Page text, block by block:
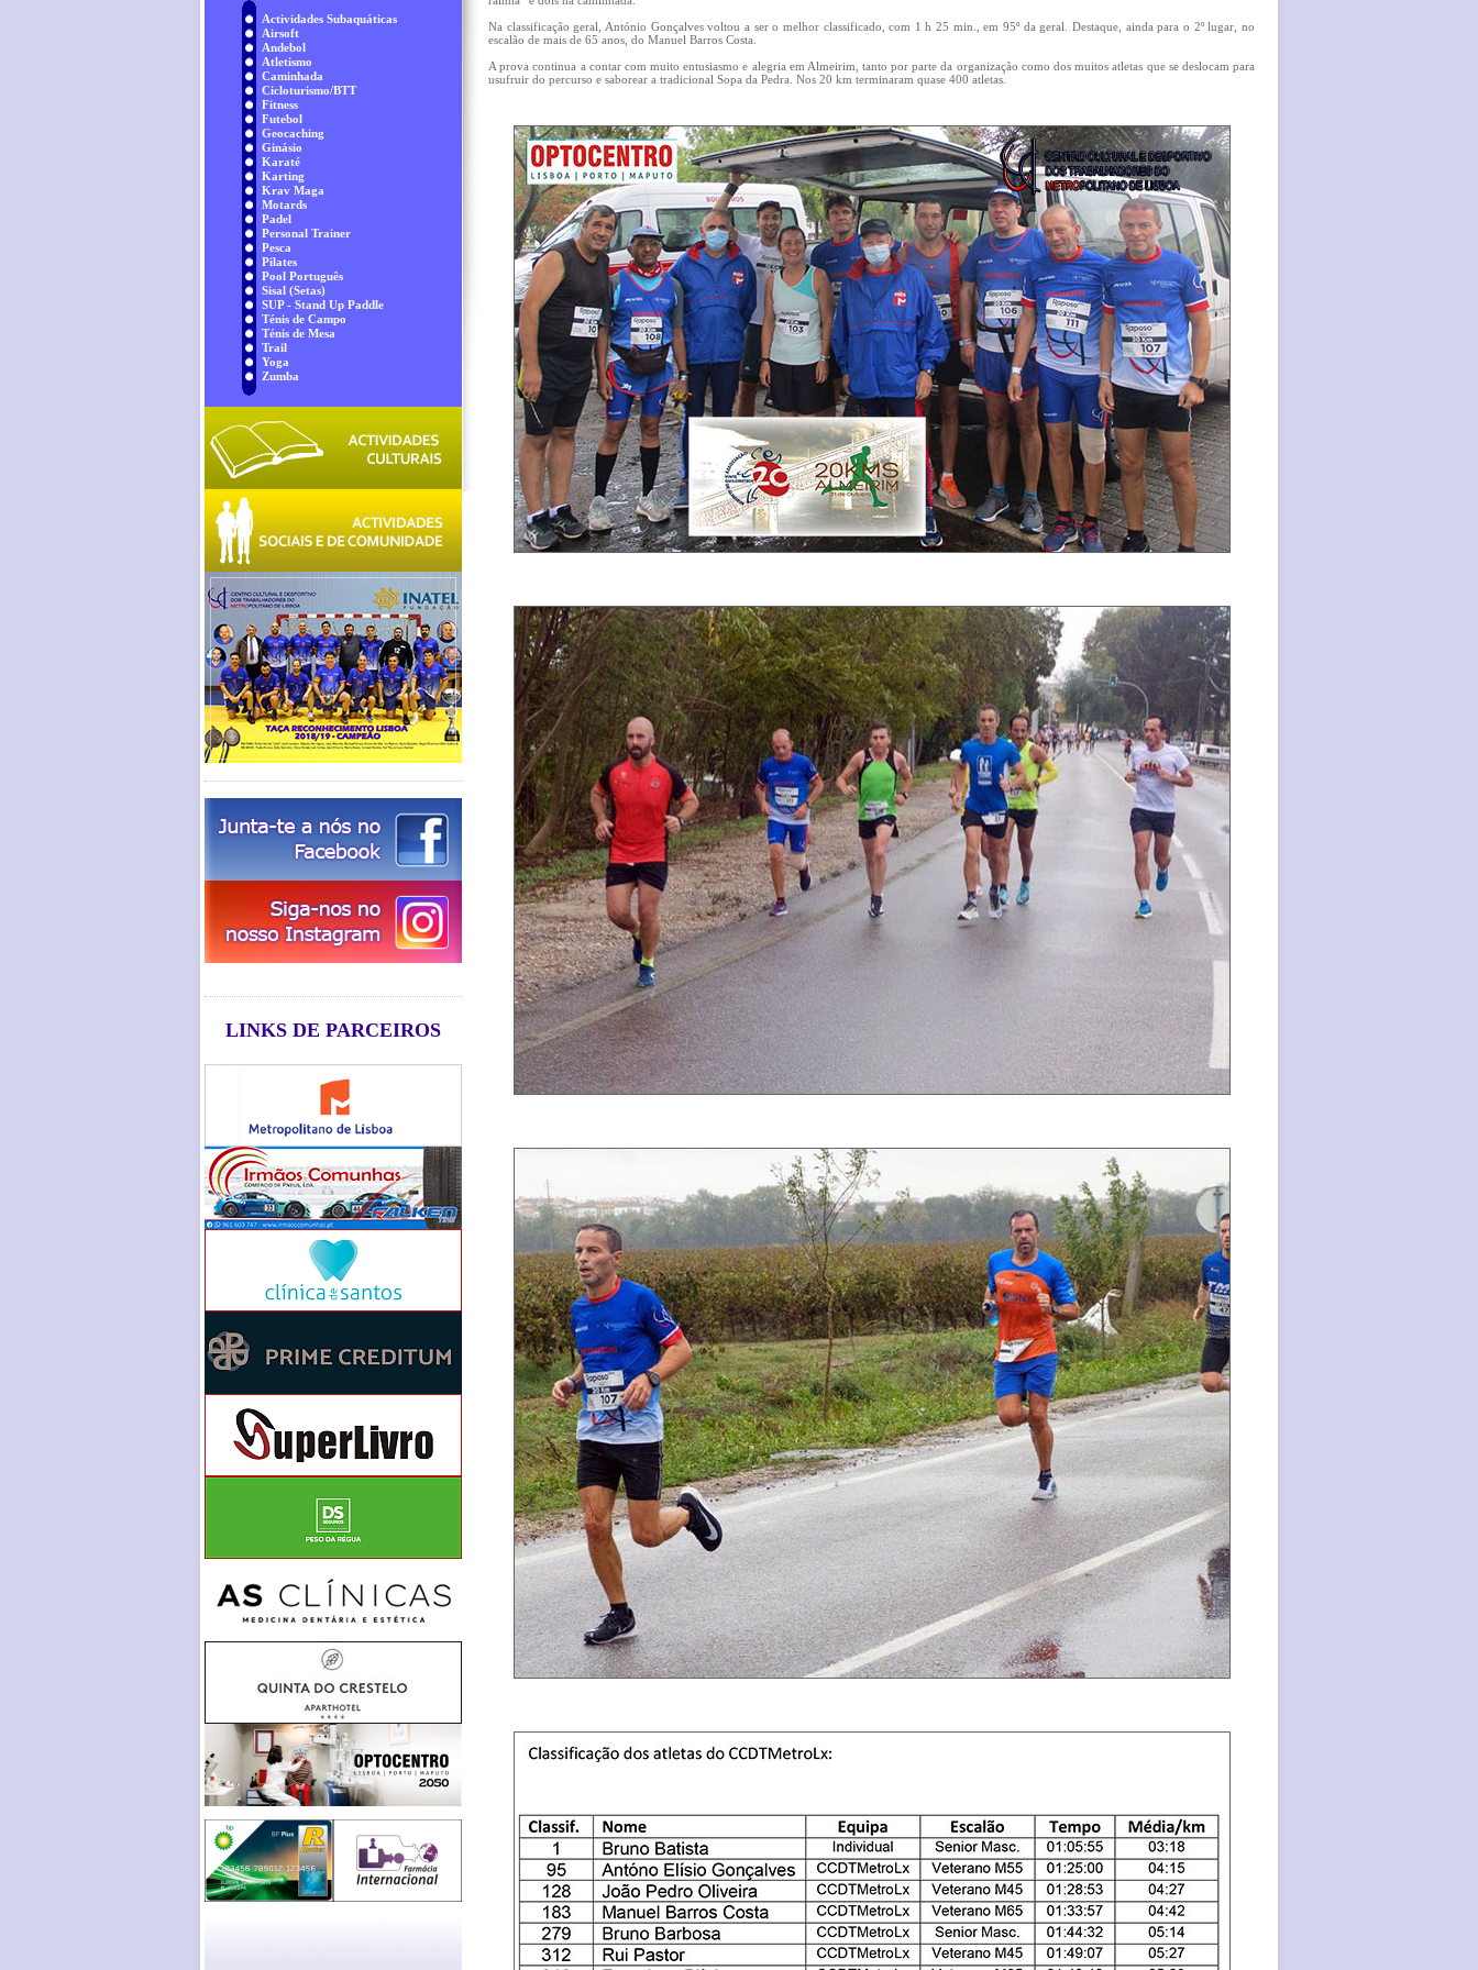
Actividades Subaquáticas
Airsoft
Andebol
Atletismo
Caminhada
Cicloturismo/BTT
Fitness
Futebol
Geocaching
Ginásio
Karaté
Karting
Krav Maga
Motards
Padel
Personal Trainer
Pesca
Pilates
Pool Português
Sisal (Setas)
SUP - Stand Up Paddle
Ténis de Campo
Ténis de Mesa
Trail
Yoga
Zumba
LINKS DE PARCEIROS
Na classificação geral, António Gonçalves voltou a ser o melhor classificado, com 1 h 25 min., em 95º da geral. Destaque, ainda para o 2º lugar, no
escalão de mais de 65 anos, do Manuel Barros Costa.
A prova continua a contar com muito entusiasmo e alegria em Almeirim, tanto por parte da organização como dos muitos atletas que se deslocam para
usufruir do percurso e saborear a tradicional Sopa da Pedra. Nos 20 km terminaram quase 400 atletas.